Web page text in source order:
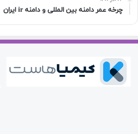
چرخه عمر دامنه بین المللی و دامنه ir ایران